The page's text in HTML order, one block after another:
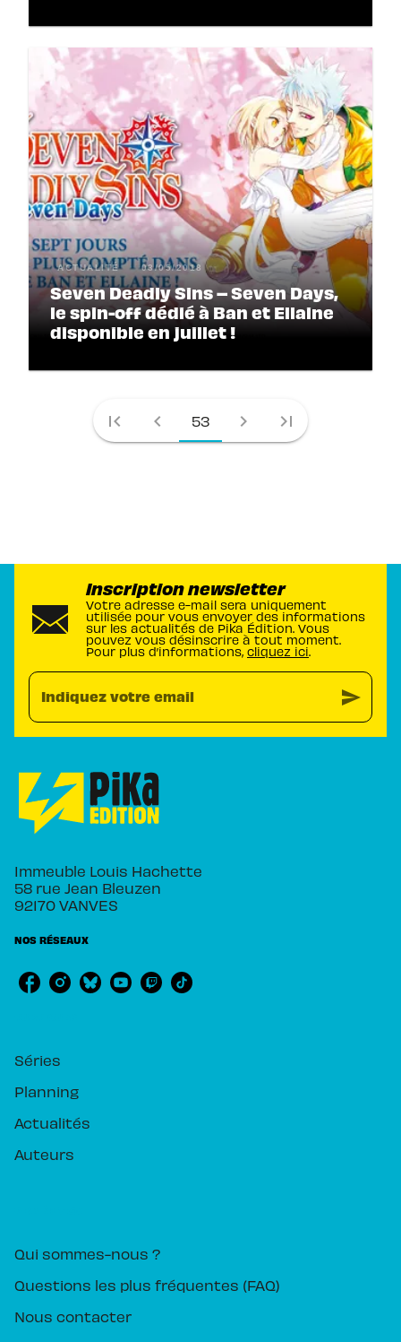
ACTUALITÉ 03/05/2018
Seven Deadly Sins – Seven Days,
le spin-off dédié à Ban et Ellaine
disponible en juillet !
first_page chevron_left 53 chevron_right last_page
Inscription newsletter
Votre adresse e-mail sera uniquement
utilisée pour vous envoyer des informations
sur les actualités de Pika Édition. Vous
pouvez vous désinscrire à tout moment.
Pour plus d’informations, cliquez ici.
Indiquez votre email send
Immeuble Louis Hachette
58 rue Jean Bleuzen
92170 VANVES
NOS RÉSEAUX
Séries
Planning
Actualités
Auteurs
Qui sommes-nous ?
Questions les plus fréquentes (FAQ)
Nous contacter